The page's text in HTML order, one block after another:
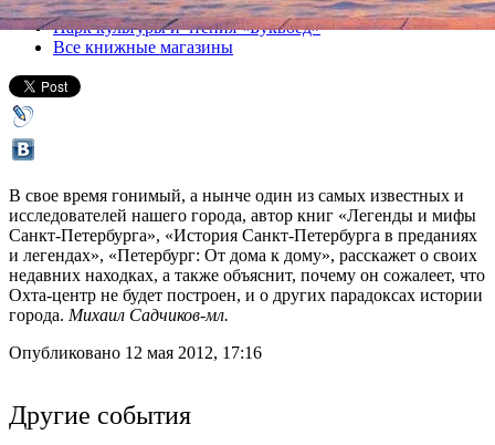
Парк культуры и чтения «Буквоед»
Все книжные магазины
В свое время гонимый, а нынче один из самых известных и
исследователей нашего города, автор книг «Легенды и мифы
Санкт-Петербурга», «История Санкт-Петербурга в преданиях
и легендах», «Петербург: От дома к дому», расскажет о своих
недавних находках, а также объяснит, почему он сожалеет, что
Охта-центр не будет построен, и о других парадоксах истории
города. Михаил Садчиков-мл.
Опубликовано 12 мая 2012, 17:16
Другие события